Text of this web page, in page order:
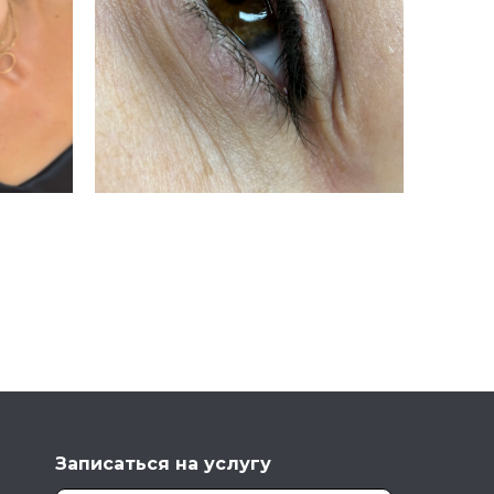
Записаться на услугу